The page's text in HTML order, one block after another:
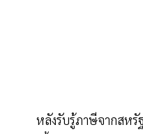
หลังรับรู้ภาษีจากสหรั